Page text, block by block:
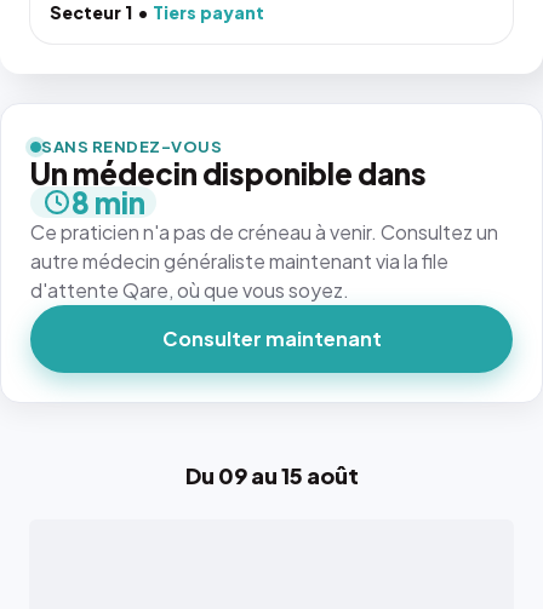
Secteur 1
Tiers payant
Du 09 au 15 août
SANS RENDEZ-VOUS
Un médecin disponible dans
8 min
Ce praticien n'a pas de créneau à venir. Consultez un
autre médecin généraliste maintenant via la file
d'attente Qare, où que vous soyez.
Consulter maintenant